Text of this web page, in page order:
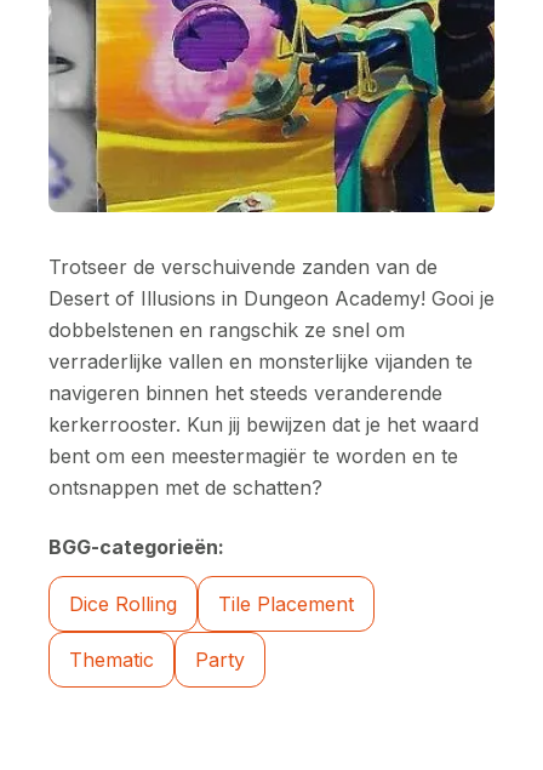
Trotseer de verschuivende zanden van de
Desert of Illusions in Dungeon Academy! Gooi je
dobbelstenen en rangschik ze snel om
verraderlijke vallen en monsterlijke vijanden te
navigeren binnen het steeds veranderende
kerkerrooster. Kun jij bewijzen dat je het waard
bent om een meestermagiër te worden en te
ontsnappen met de schatten?
BGG-categorieën:
Dice Rolling Tile Placement
Thematic Party